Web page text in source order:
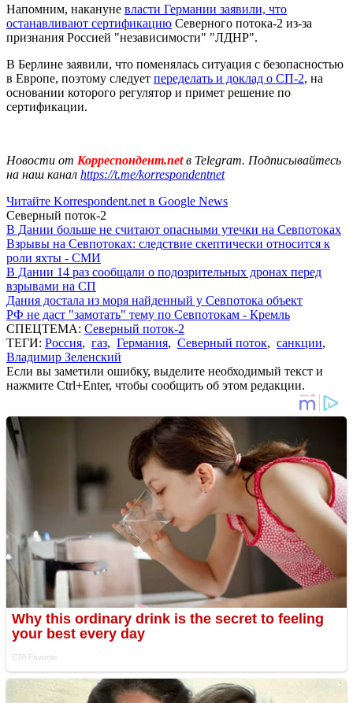
Напомним, накануне власти Германии заявили, что
останавливают сертификацию Северного потока-2 из-за
признания Россией "независимости" "ЛДНР".
В Берлине заявили, что поменялась ситуация с безопасностью
в Европе, поэтому следует переделать и доклад о СП-2, на
основании которого регулятор и примет решение по
сертификации.
Новости от Корреспондент.netв Telegram. Подписывайтесь
на наш канал https://t.me/korrespondentnet
Читайте Korrespondent.net в Google News
Северный поток-2
В Дании больше не считают опасными утечки на Севпотоках
Взрывы на Севпотоках: следствие скептически относится к
роли яхты - СМИ
В Дании 14 раз сообщали о подозрительных дронах перед
взрывами на СП
Дания достала из моря найденный у Севпотока объект
РФ не даст "замотать" тему по Севпотокам - Кремль
СПЕЦТЕМА: Северный поток-2
ТЕГИ: Россия, газ, Германия, Северный поток, санкции,
Владимир Зеленский
Если вы заметили ошибку, выделите необходимый текст и
нажмите Ctrl+Enter, чтобы сообщить об этом редакции.